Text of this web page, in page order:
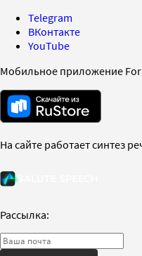
Telegram
ВКонтакте
YouTube
Мобильное приложение
На сайте работает синтез
Рассылка: